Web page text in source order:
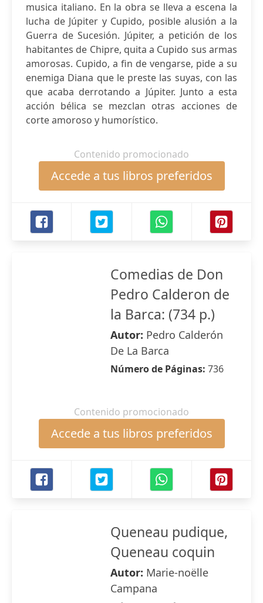
musica italiano. En la obra se lleva a escena la
lucha de Júpiter y Cupido, posible alusión a la
Guerra de Sucesión. Júpiter, a petición de los
habitantes de Chipre, quita a Cupido sus armas
amorosas. Cupido, a fin de vengarse, pide a su
enemiga Diana que le preste las suyas, con las
que acaba derrotando a Júpiter. Junto a esta
acción bélica se mezclan otras acciones de
corte amoroso y humorístico.
Contenido promocionado
Accede a tus libros preferidos
Comedias de Don
Pedro Calderon de
la Barca: (734 p.)
Autor: Pedro Calderón
De La Barca
Número de Páginas: 736
Contenido promocionado
Accede a tus libros preferidos
Queneau pudique,
Queneau coquin
Autor: Marie-noëlle
Campana